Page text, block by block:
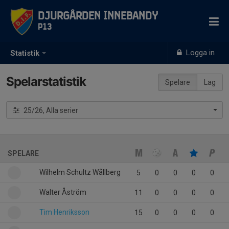
Statistik Logga in
Djurgården Innebandy
P13
Spelare Lag
Spelarstatistik
25/26, Alla serier
SPELARE
Wilhelm Schultz Wållberg 5 0 0 0 0
Walter Åström 11 0 0 0 0
Tim Henriksson 15 0 0 0 0